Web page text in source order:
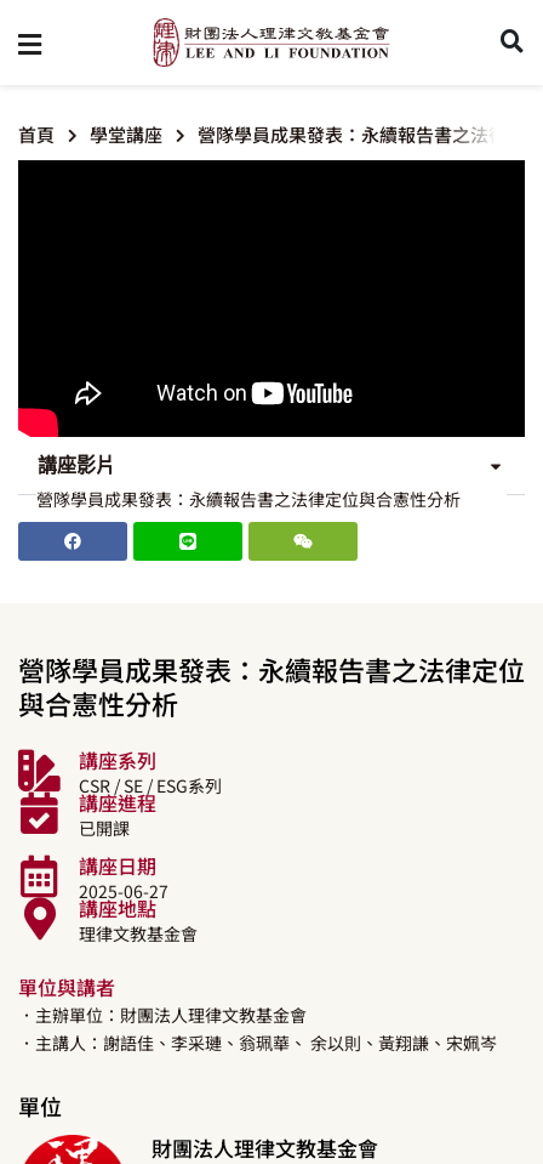
首頁 學堂講座 營隊學員成果發表：永續報告書之法律定
講座影片
營隊學員成果發表：永續報告書之法律定位與合憲性分析
營隊學員成果發表：永續報告書之法律定位
與合憲性分析
講座系列
CSR / SE / ESG系列
講座進程
已開課
講座日期
2025-06-27
講座地點
理律文教基金會
單位與講者
．主辦單位：財團法人理律文教基金會
．主講人： 謝語佳、李采璉、翁珮華、 余以則、黃翔謙、宋姵岑
單位
財團法人理律文教基金會